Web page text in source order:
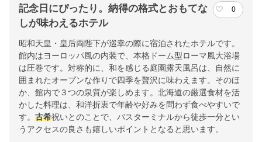
記念日にぴったり。納得の格式とおもてな
しが味わえるホテル
0
昭和天皇・皇后両陛下が巡幸の際に宿泊されたホテルです。
館内はヨーロッパ風の内装で、本格ドーム型ローマ風大浴場
は圧巻です。対称的に、和を感じる庭園露天風呂は、自然に
囲まれたオープンな作りで四季を贅沢に味わえます。そのほ
か、館内で３つの泉質が楽しめます。北海道の厳選食材を活
かした料理は、和洋折衷で年齢や好みを問わず食べやすいで
す。 古希祝いとのことで、バスターミナルから徒歩一分とい
うアクセスの良さも嬉しいポイントとなると思います。